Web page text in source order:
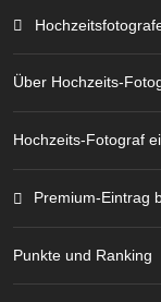
Über Hochzeits-
Hochzeits-Fotograf
Premium-Eintrag
Punkte und Ranking